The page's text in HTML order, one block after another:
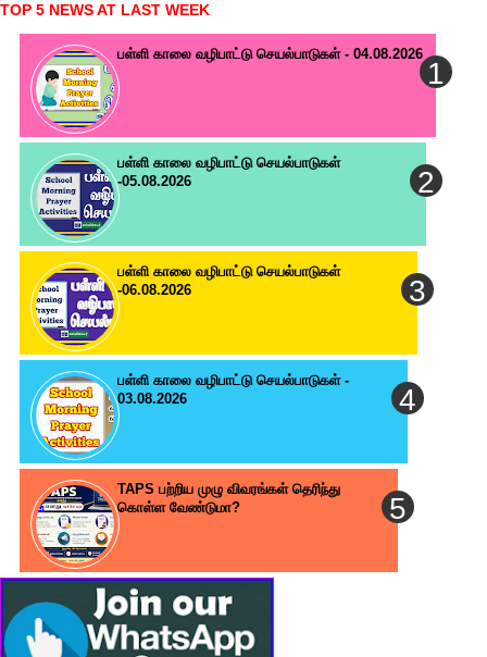
TOP 5 NEWS AT LAST WEEK
பள்ளி காலை வழிபாட்டு செயல்பாடுகள் - 04.08.2026
பள்ளி காலை வழிபாட்டு செயல்பாடுகள்
-05.08.2026
பள்ளி காலை வழிபாட்டு செயல்பாடுகள்
-06.08.2026
பள்ளி காலை வழிபாட்டு செயல்பாடுகள் -
03.08.2026
TAPS பற்றிய முழு விவரங்கள் தெரிந்து
கொள்ள வேண்டுமா?